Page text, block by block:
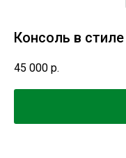
Консоль в
45 000 р.